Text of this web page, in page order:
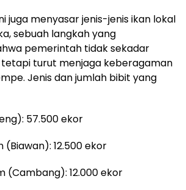
juga menyasar jenis-jenis ikan lokal
sebuah langkah yang
pemerintah tidak sekadar
turut menjaga keberagaman
Jenis dan jumlah bibit yang
57.500 ekor
(Biawan): 12.500 ekor
(Cambang): 12.000 ekor